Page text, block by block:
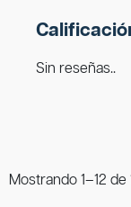
Sin reseñas..
Mostrando 1–12